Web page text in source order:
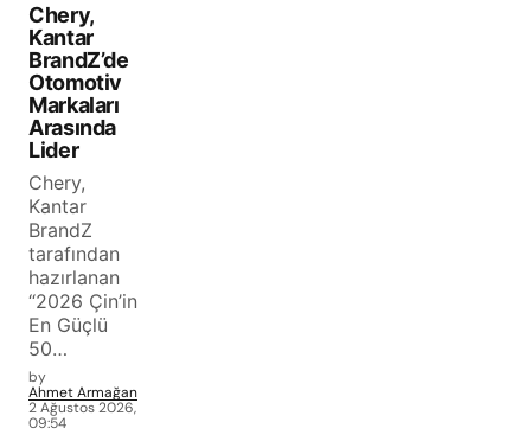
Chery,
Kantar
BrandZ’de
Otomotiv
Markaları
Arasında
Lider
Chery,
Kantar
BrandZ
tarafından
hazırlanan
“2026 Çin’in
En Güçlü
50…
by
Ahmet Armağan
2 Ağustos 2026,
09:54